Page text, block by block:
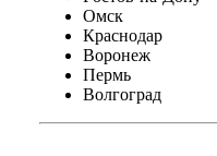
Омск
Краснодар
Воронеж
Пермь
Волгоград